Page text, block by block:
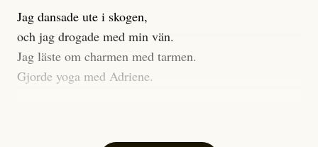
Jag dansade ute i skogen,
och jag drogade med min vän.
Jag läste om charmen med tarmen.
Gjorde yoga med Adriene.